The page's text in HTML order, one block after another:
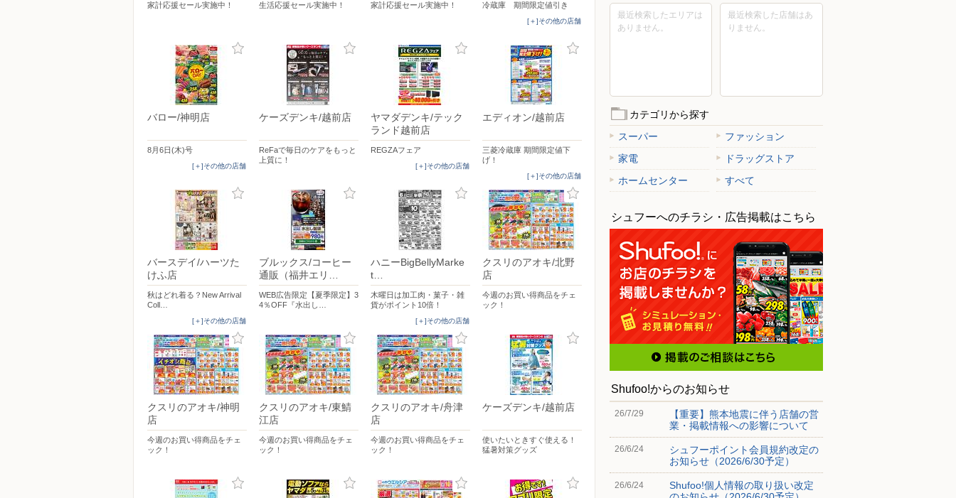
家計応援セール実施中！ 生活応援セール実施中！ 家計応援セール実施中！ 冷蔵庫 期間限定値引き
[＋]その他の店舗
バロー/神明店
8月6日(木)号
[＋]その他の店舗
ケーズデンキ/越前店
ReFaで毎日のケアをもっと
上質に！
ヤマダデンキ/テック
ランド越前店
REGZAフェア
[＋]その他の店舗
エディオン/越前店
三菱冷蔵庫 期間限定値下
げ！
[＋]その他の店舗
バースデイ/ハーツた
けふ店
秋はどれ着る？New Arrival
Coll…
[＋]その他の店舗
ブルックス/コーヒー
通販（福井エリ…
WEB広告限定【夏季限定】3
4％OFF『水出し…
ハニーBigBellyMarke
t…
木曜日は加工肉・菓子・雑
貨がポイント10倍！
[＋]その他の店舗
クスリのアオキ/北野
店
今週のお買い得商品をチェ
ック！
クスリのアオキ/神明
店
今週のお買い得商品をチェ
ック！
クスリのアオキ/東鯖
江店
今週のお買い得商品をチェ
ック！
クスリのアオキ/舟津
店
今週のお買い得商品をチェ
ック！
ケーズデンキ/越前店
使いたいときすぐ使える！
猛暑対策グッズ
最近検索したエリアは
ありません。
最近検索した店舗はあ
りません。
カテゴリから探す
スーパー
ファッション
家電
ドラッグストア
ホームセンター
すべて
シュフーへのチラシ・広告掲載はこちら
Shufoo!からのお知らせ
26/7/29
【重要】熊本地震に伴う店舗の営
業・掲載情報への影響について
26/6/24
シュフーポイント会員規約改定の
お知らせ（2026/6/30予定）
26/6/24
Shufoo!個人情報の取り扱い改定